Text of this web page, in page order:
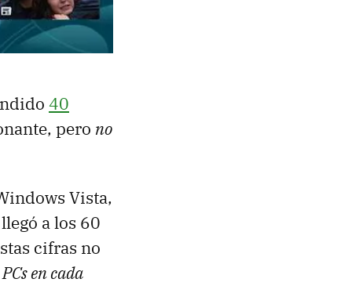
40
pero no
Vista,
a los 60
cifras no
en cada